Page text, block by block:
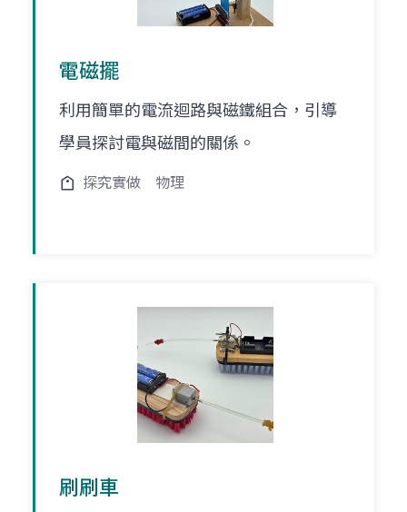
電磁擺
利用簡單的電流迴路與磁鐵組合，引導
學員探討電與磁間的關係。
探究實做 物理
刷刷車